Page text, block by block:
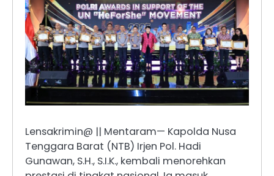
Lensakrimin@ || Mentaram— Kapolda Nusa
Tenggara Barat (NTB) Irjen Pol. Hadi
Gunawan, S.H., S.I.K., kembali menorehkan